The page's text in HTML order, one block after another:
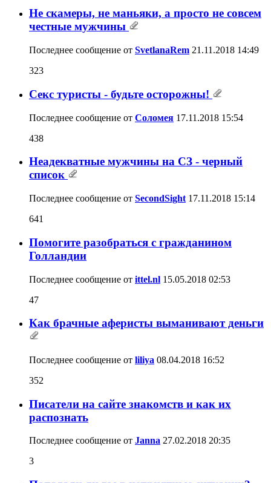
Не скамеры, не маньяки, а просто не совсем
честные мужчины
Последнее сообщение от SvetlanaRem 21.11.2018 14:49
323
Секс туристы - будьте осторожны!
Последнее сообщение от Соломея 17.11.2018 15:54
438
Неадекватные мужчины на СЗ - черный
список
Последнее сообщение от SecondSight 17.11.2018 15:14
641
Помогите разобраться с гражданином
Голландии
Последнее сообщение от ittel.nl 15.05.2018 02:53
47
Как брачные аферисты выманивают деньги
Последнее сообщение от liliya 08.04.2018 16:52
352
Писатели на сайте знакомств и как их
распознать
Последнее сообщение от Janna 27.02.2018 20:35
3